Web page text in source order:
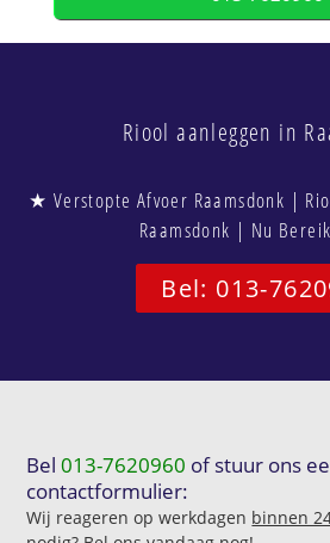
Riool aanleggen in
★ Verstopte Afvoer Raamsdonk |
Raamsdonk | Nu
Bel: 013-
Bel013-7620960 of stuur ons
contactformulier:
Wij reageren op werkdagen binnen